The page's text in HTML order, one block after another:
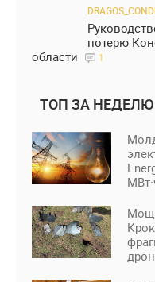
потерю
области
1
ТОП ЗА НЕДЕЛЮ